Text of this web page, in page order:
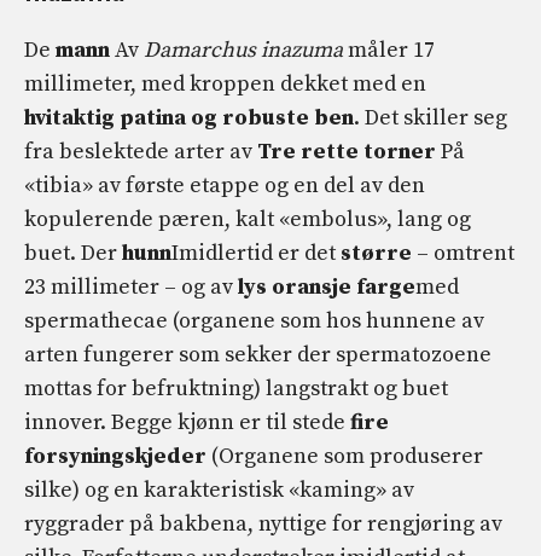
De mannAv Damarchus inazumamåler 17
millimeter, med kroppen dekket med en
hvitaktig patina og robuste ben. Det skiller seg
fra beslektede arter av Tre rette torner På
«tibia» av første etappe og en del av den
kopulerende pæren, kalt «embolus», lang og
buet. DerhunnImidlertid er det større – omtrent
23 millimeter – og avlys oransje fargemed
spermathecae (organene som hos hunnene av
arten fungerer som sekker der spermatozoene
mottas for befruktning) langstrakt og buet
innover. Begge kjønn er til stede fire
forsyningskjeder (Organene som produserer
silke) og en karakteristisk «kaming» av
ryggrader på bakbena, nyttige for rengjøring av